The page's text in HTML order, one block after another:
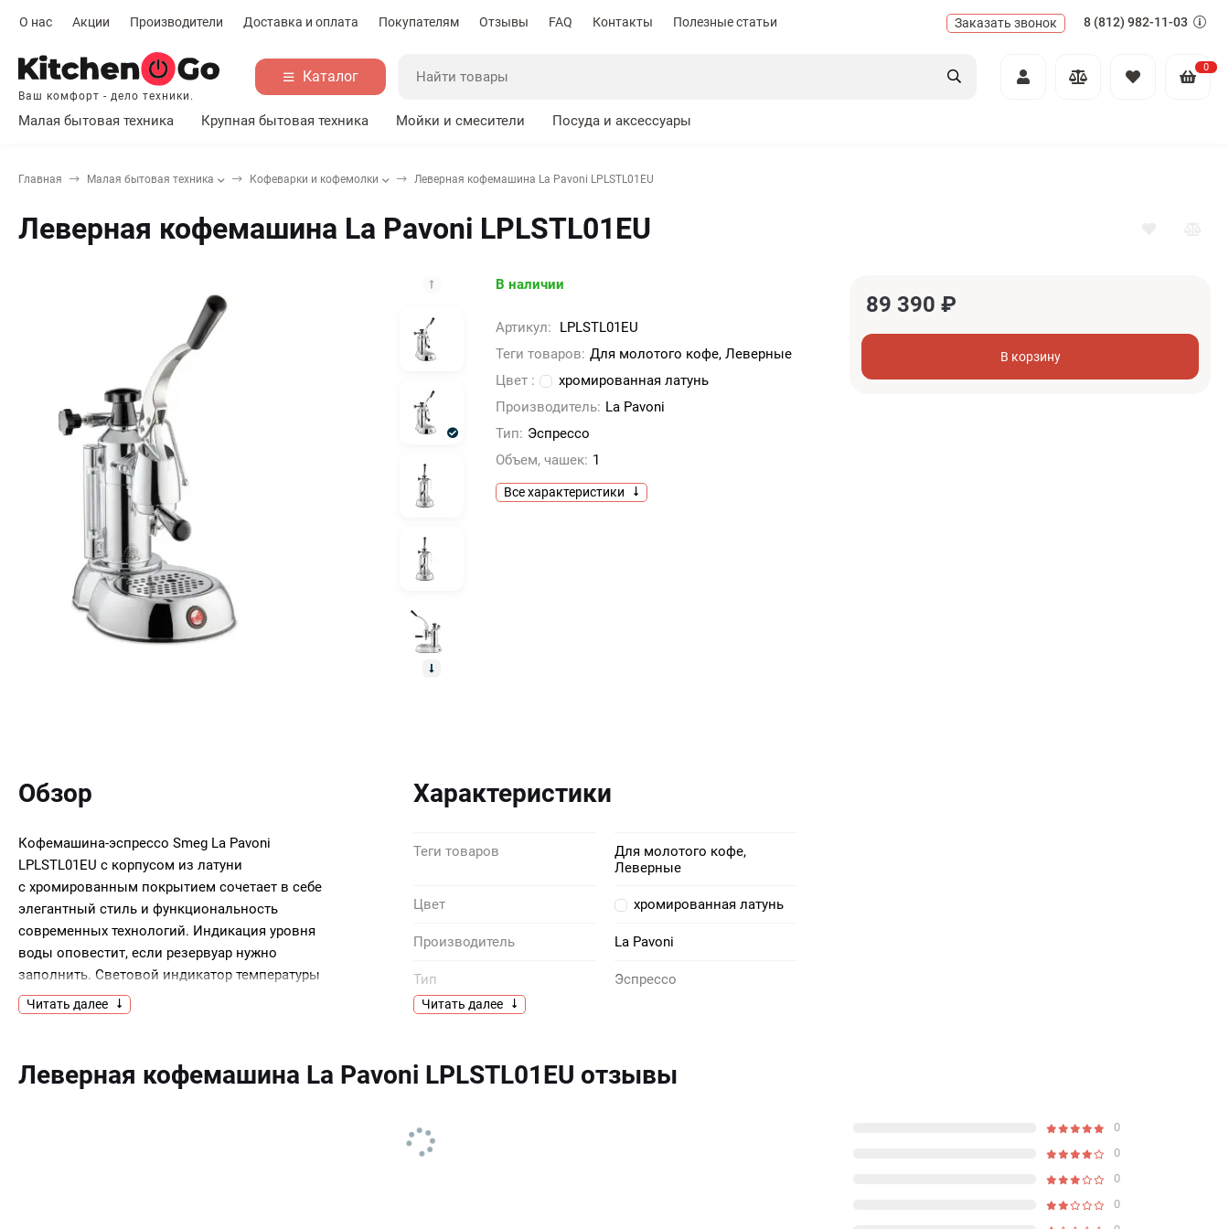
О нас Акции Производители Доставка и оплата Покупателям Отзывы FAQ Контакты Полезные статьи Заказать звонок 8 (812) 982-11-03
Ваш комфорт - дело техники.
Каталог
0
Малая бытовая техника Крупная бытовая техника Мойки и смесители Посуда и аксессуары
Главная Малая бытовая техника Кофеварки и кофемолки Леверная кофемашина La Pavoni LPLSTL01EU
Леверная кофемашина La Pavoni LPLSTL01EU
В наличии
Артикул:
LPLSTL01EU
Теги товаров: Для молотого кофе, Леверные
Цвет :
хромированная латунь
Производитель: La Pavoni
Тип: Эспрессо
Объем, чашек: 1
Все характеристики
89 390 ₽
В корзину
Обзор
Кофемашина-эспрессо Smeg La Pavoni
LPLSTL01EU с корпусом из латуни
с хромированным покрытием сочетает в себе
элегантный стиль и функциональность
современных технологий. Индикация уровня
воды оповестит, если резервуар нужно
заполнить. Световой индикатор температуры
покажет уровень нагрева напитка.Ключевые
преимущества:Хромированная
температуры
Читать далее
Характеристики
Теги товаров
Для молотого кофе,
Леверные
Цвет хромированная латунь
Производитель La Pavoni
Тип Эспрессо
Объем, чашек
Каплесборник
Читать далее
Леверная кофемашина La Pavoni LPLSTL01EU отзывы
0
0
0
0